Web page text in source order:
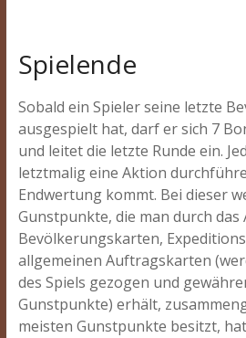
Spielende
Sobald ein Spieler seine letzte
ausgespielt hat, darf er sich 7
und leitet die letzte Runde ein.
letztmalig eine Aktion
Endwertung kommt. Bei dieser
Gunstpunkte, die man durch das
Bevölkerungskarten,
allgemeinen Auftragskarten
des Spiels gezogen und
Gunstpunkte) erhält,
meisten Gunstpunkte besitzt,